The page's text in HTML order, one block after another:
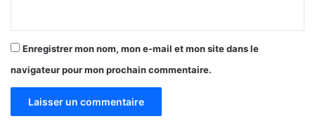
Enregistrer mon nom, mon e-mail et mon site dans le
navigateur pour mon prochain commentaire.